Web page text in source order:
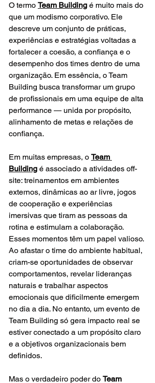
O termo Team Building é muito mais do
que um modismo corporativo. Ele
descreve um conjunto de práticas,
experiências e estratégias voltadas a
fortalecer a coesão, a confiança e o
desempenho dos times dentro de uma
organização. Em essência, o Team
Building busca transformar um grupo
de profissionais em uma equipe de alta
performance — unida por propósito,
alinhamento de metas e relações de
confiança.
Em muitas empresas, o Team
Building é associado a atividades off-
site: treinamentos em ambientes
externos, dinâmicas ao ar livre, jogos
de cooperação e experiências
imersivas que tiram as pessoas da
rotina e estimulam a colaboração.
Esses momentos têm um papel valioso.
Ao afastar o time do ambiente habitual,
criam-se oportunidades de observar
comportamentos, revelar lideranças
naturais e trabalhar aspectos
emocionais que dificilmente emergem
no dia a dia. No entanto, um evento de
Team Building só gera impacto real se
estiver conectado a um propósito claro
e a objetivos organizacionais bem
definidos.
Mas o verdadeiro poder do Team